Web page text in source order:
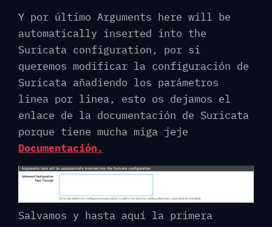
Y por último Arguments here will be
automatically inserted into the
Suricata configuration, por si
queremos modificar la configuración de
Suricata añadiendo los parámetros
linea por linea, esto os dejamos el
enlace de la documentación de Suricata
porque tiene mucha miga jeje
Documentación.
Salvamos y hasta aquí la primera